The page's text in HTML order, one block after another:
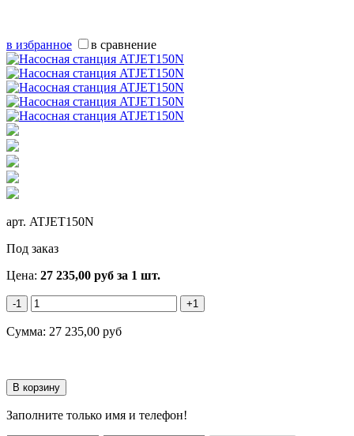
в избранное в сравнение
арт. ATJET150N
Под заказ
Цена: 27 235,00 руб за 1 шт.
-1 +1
Сумма: 27 235,00 руб
Заполните только имя и телефон!